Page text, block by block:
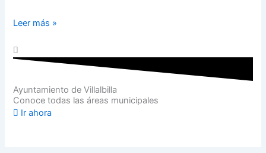
Leer más »
Ayuntamiento de Villalbilla
Conoce todas las áreas municipales
Ir ahora